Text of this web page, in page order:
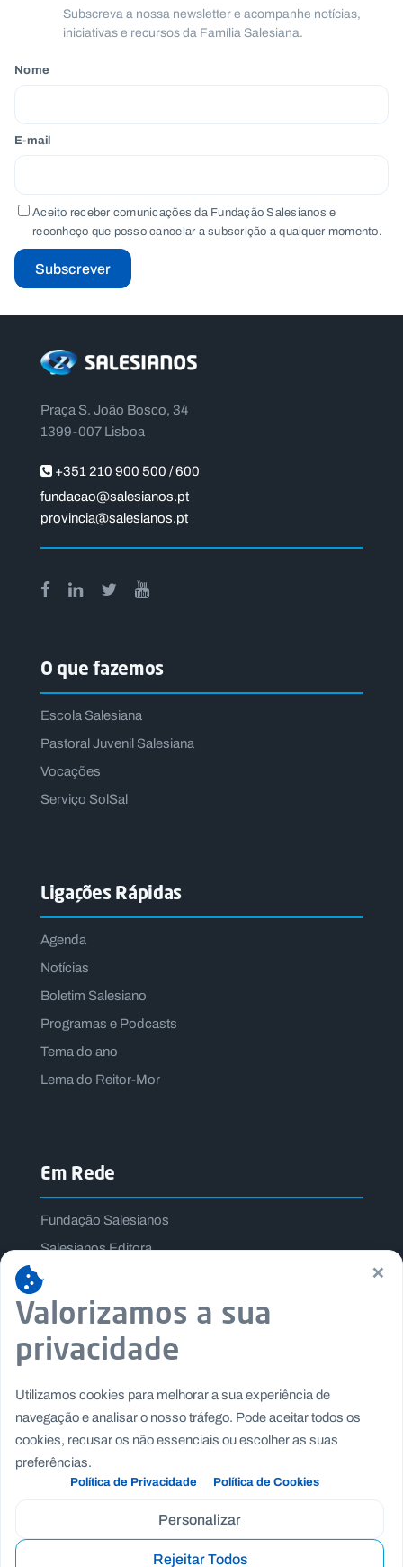
Subscreva a nossa newsletter e acompanhe notícias,
iniciativas e recursos da Família Salesiana.
Nome
E-mail
Aceito receber comunicações da Fundação Salesianos e
reconheço que posso cancelar a subscrição a qualquer momento.
Subscrever
Praça S. João Bosco, 34
1399-007 Lisboa
+351 210 900 500 / 600
fundacao@salesianos.pt
provincia@salesianos.pt
O que fazemos
Escola Salesiana
Pastoral Juvenil Salesiana
Vocações
Serviço SolSal
Ligações Rápidas
Agenda
Notícias
Boletim Salesiano
Programas e Podcasts
Tema do ano
Lema do Reitor-Mor
Em Rede
Fundação Salesianos
Salesianos Editora
Família Salesiana
Missão Dom Bosco
Jogos Nacionais Salesianos
×
Valorizamos a sua
privacidade
Utilizamos cookies para melhorar a sua experiência de
navegação e analisar o nosso tráfego. Pode aceitar todos os
cookies, recusar os não essenciais ou escolher as suas
preferências.
Política de Privacidade Política de Cookies
Personalizar
Rejeitar Todos